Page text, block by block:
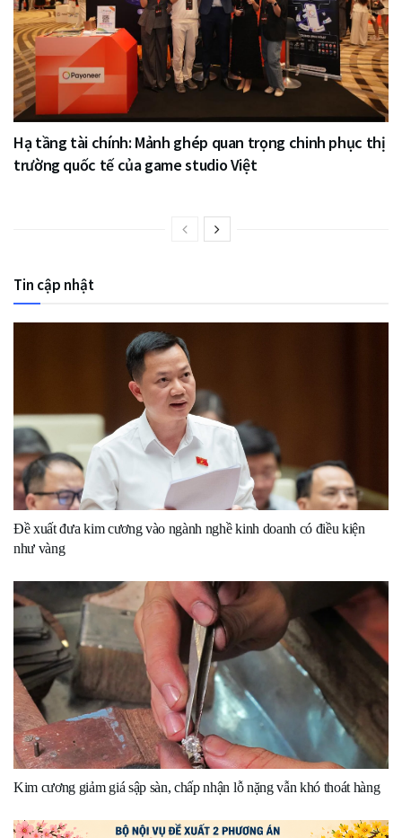
Hạ tầng tài chính: Mảnh ghép quan trọng chinh phục thị
trường quốc tế của game studio Việt
Tin cập nhật
Đề xuất đưa kim cương vào ngành nghề kinh doanh có điều kiện
như vàng
Kim cương giảm giá sập sàn, chấp nhận lỗ nặng vẫn khó thoát hàng